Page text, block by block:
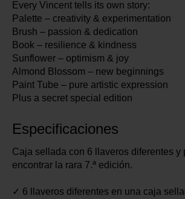
Every Vincent tells its own story:
Palette – creativity & experimentation
Brush – passion & dedication
Book – resilience & kindness
Sunflower – optimism & joy
Almond Blossom – new beginnings
Paint Tube – pure artistic expression
Plus a secret special edition
Especificaciones
Caja sellada con 6 llaveros diferentes y
encontrar la rara 7.ª edición.
✓ 6 llaveros diferentes en una caja